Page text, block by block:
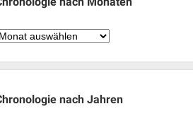
Chronologie
nach Jahren